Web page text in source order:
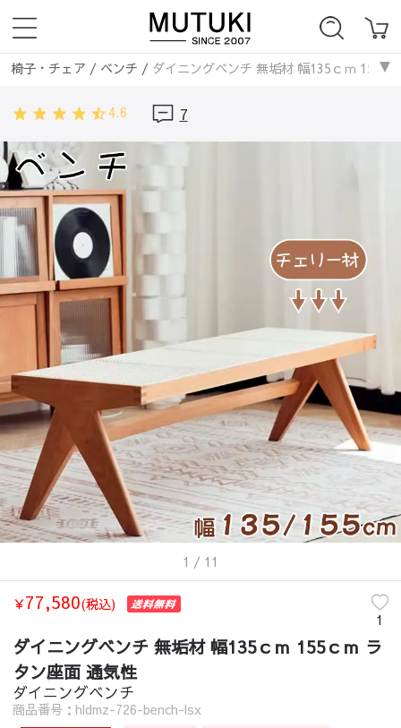
椅子・チェア / ベンチ / ダイニングベンチ 無垢材 幅135ｃｍ 155ｃ
4.6
7
1 / 11
￥77,580(税込)
1
ダイニングベンチ 無垢材 幅135ｃｍ 155ｃｍ ラ
タン座面 通気性
ダイニングベンチ
商品番号：hldmz-726-bench-lsx